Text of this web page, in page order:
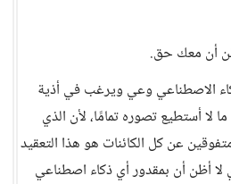
أن معك حق.
الاصطناعي وعي ويرغب في أذية
لا أستطيع تصوره تمامًا، لأن الذي
عن كل الكائنات هو هذا التعقيد
لا أظن أن بمقدور أي ذكاء اصطناعي